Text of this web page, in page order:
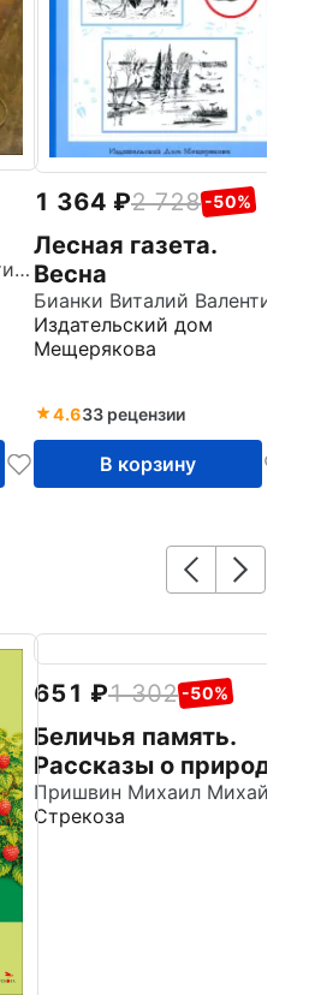
Бианки Виталий Валентинович
1 364 2 728 -50%
Лесная газета.
Весна
Издательский дом
Мещерякова
4.633 рецензии
В корзину
651 1 302 -50%
Беличья память.
Рассказы о природе
Стрекоза